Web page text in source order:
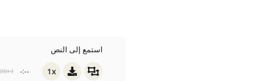
استمع إلى النص
-:-- 1x